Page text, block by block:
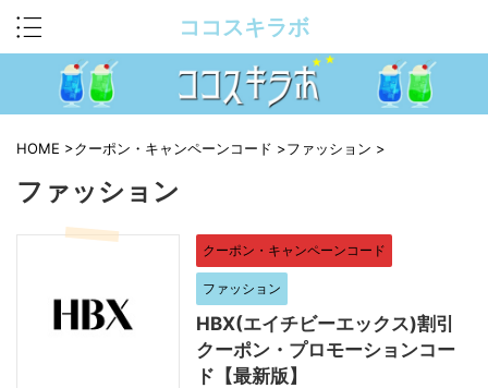
ココスキラボ
HOME >クーポン・キャンペーンコード >ファッション >
ファッション
クーポン・キャンペーンコード
ファッション
HBX(エイチビーエックス)割引
クーポン・プロモーションコー
ド【最新版】